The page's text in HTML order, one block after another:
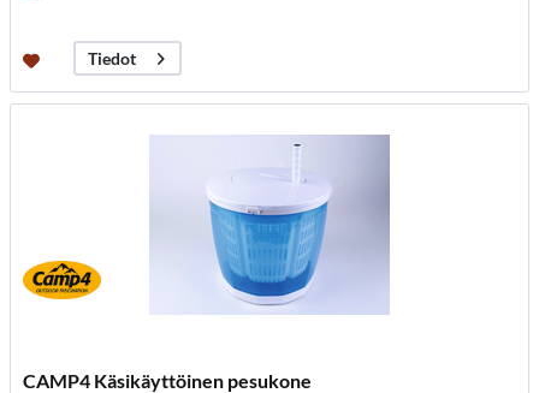
Tiedot
CAMP4 Käsikäyttöinen pesukone